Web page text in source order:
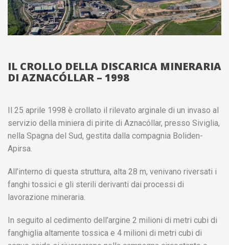
IL CROLLO DELLA DISCARICA MINERARIA
DI AZNACÓLLAR – 1998
Il 25 aprile 1998 è crollato il rilevato arginale di un invaso al
servizio della miniera di pirite di Aznacóllar, presso Siviglia,
nella Spagna del Sud, gestita dalla compagnia Boliden-
Apirsa.
All’interno di questa struttura, alta 28 m, venivano riversati i
fanghi tossici e gli sterili derivanti dai processi di
lavorazione mineraria.
In seguito al cedimento dell’argine 2 milioni di metri cubi di
fanghiglia altamente tossica e 4 milioni di metri cubi di